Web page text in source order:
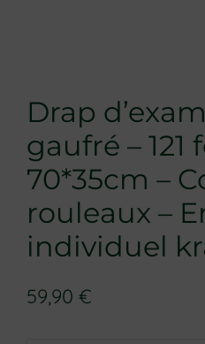
Drap
gaufré – 121
70*35cm –
rouleaux –
individuel
59,90 €